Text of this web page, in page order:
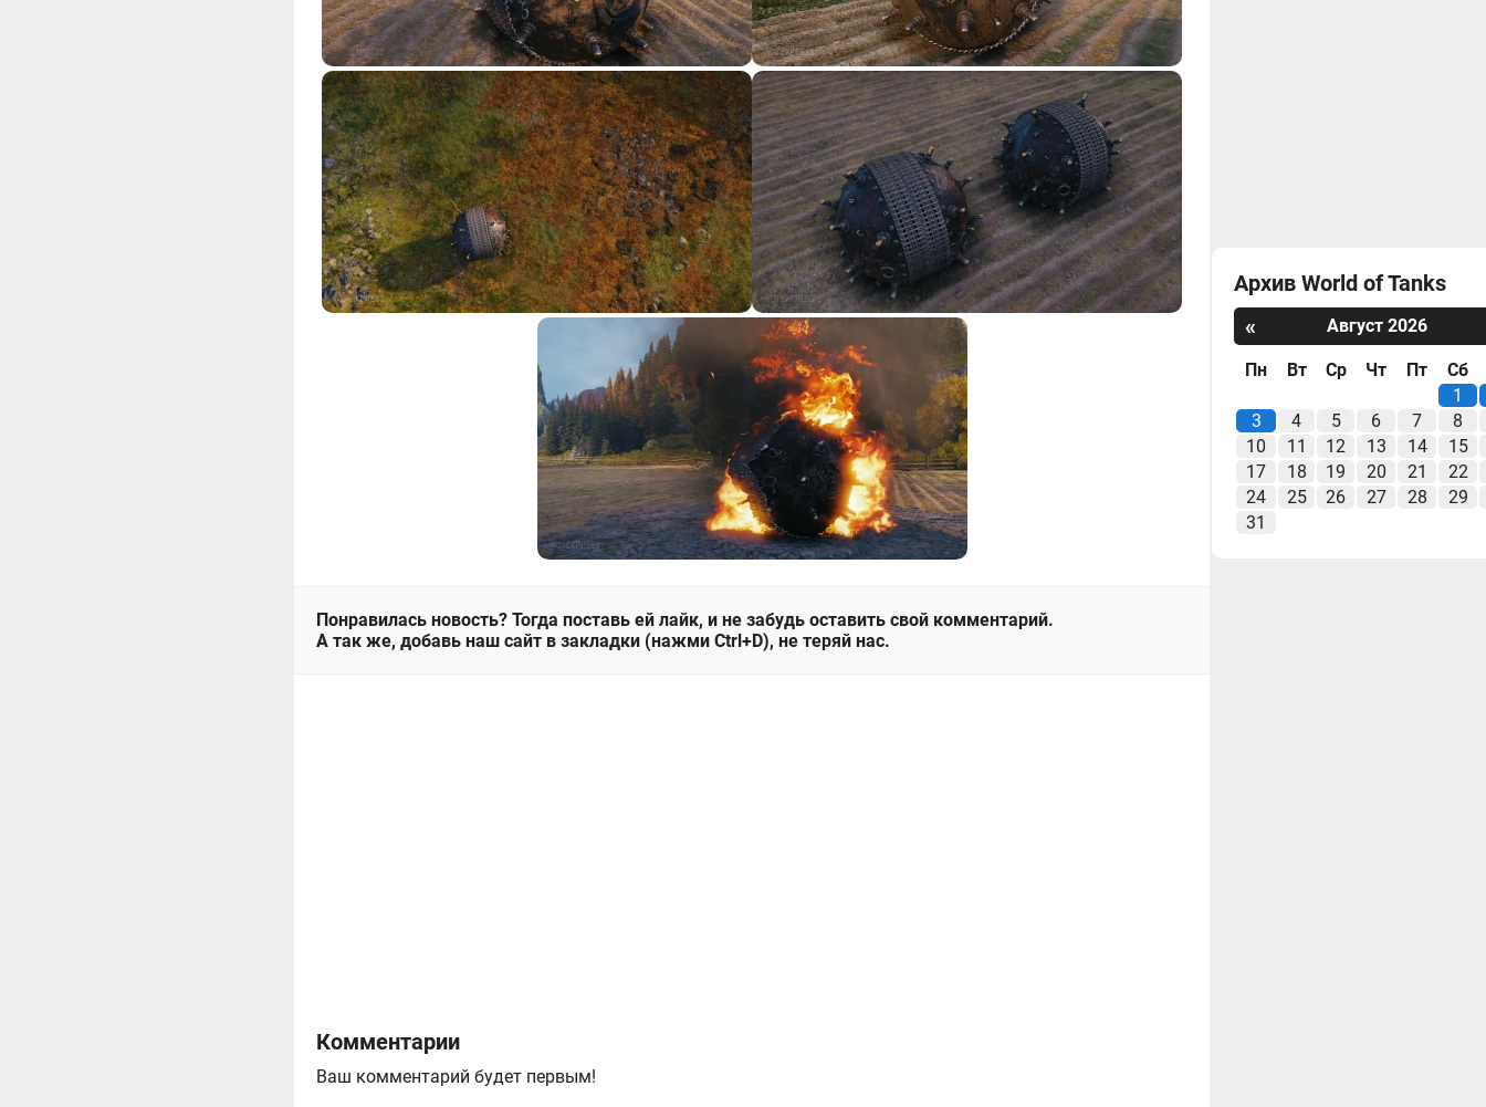
Понравилась новость? Тогда поставь ей лайк, и не забудь оставить свой комментарий.
А так же, добавь наш сайт в закладки (нажми Ctrl+D), не теряй нас.
Комментарии
Ваш комментарий будет первым!
Архив World of Tanks
«
Август 2026
Пн Вт Ср Чт Пт
Сб
1
3
4 5 6 7
8
10
11 12 13 14
15
17
18 19 20 21
22
24
25 26 27 28
29
31